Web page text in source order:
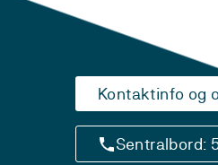
Kontaktinfo og
Sentralbord: